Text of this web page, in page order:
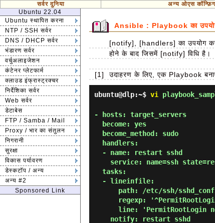
सर्वर दुनिया अन्य ओएस
Ubuntu 22.04
Ubuntu स्थापित करना
NTP / SSH सर्वर
DNS / DHCP सर्वर
भंडारण सर्वर
वर्चुअलाइजेशन
कंटेनर प्लेटफार्म
क्लाउड इंफ्रास्ट्रक्चर
निर्देशिका सर्वर
Web सर्वर
डेटाबेस
FTP / Samba / Mail
Proxy / भार का संतुलन
निगरानी
सुरक्षा
विकास पर्यावरण
डेस्कटॉप / अन्य
अन्य #2
Sponsored Link
Ansible : Playbook का
[notify], [handlers] का उपयोग करने
होने के बाद जिसमें [notify] विधि है।
[1] उदाहरण के लिए, एक Playbook
ubuntu@dlp:~$ vi
- hosts: target_servers